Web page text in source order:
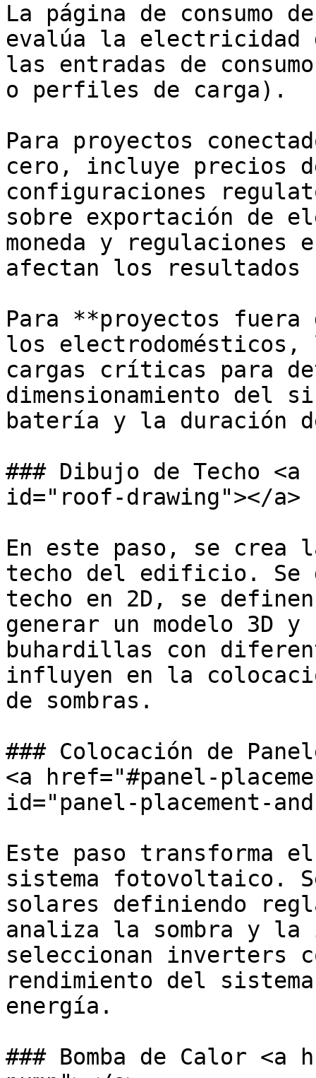
La página de consumo
evalúa la electricidad
las entradas de
o perfiles de carga).
Para proyectos
cero, incluye precios
configuraciones
sobre exportación de
moneda y
afectan los
Para **proyectos
los
cargas críticas para
dimensionamiento del
batería y la duración
### Dibujo de Techo
id="roof-drawing"></a>
En este paso, se crea
techo del edificio. Se
techo en 2D, se
generar un modelo 3D
buhardillas con
influyen en la
de sombras.
### Colocación de
<a href="#panel-
id="panel-placement-
Este paso transforma
sistema fotovoltaico.
solares definiendo
analiza la sombra y
seleccionan inverters
rendimiento del
energía.
### Bomba de Calor <a